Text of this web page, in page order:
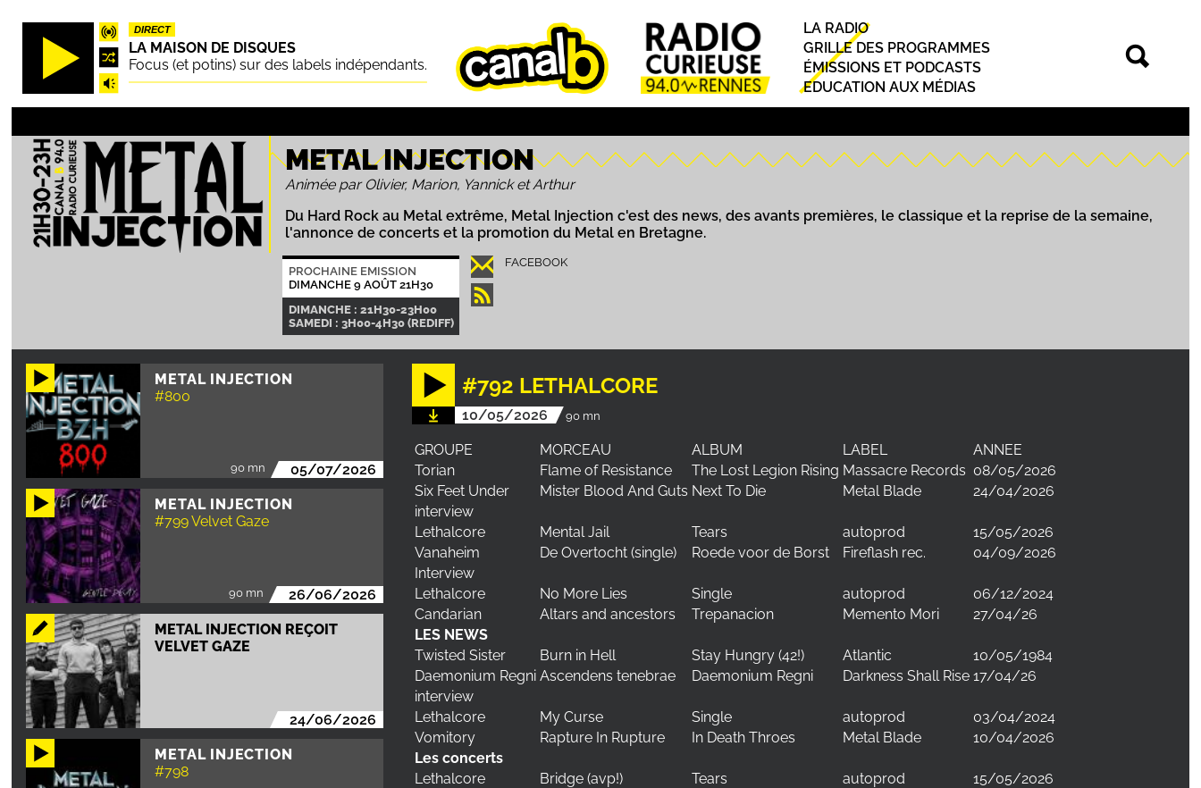
Aller
principal
DIRECT
LA MAISON DE DISQUES
Focus (et potins) sur des labels indépendants.
Principal
LA RADIO
GRILLE DES PROGRAMMES
ÉMISSIONS ET PODCASTS
EDUCATION AUX MÉDIAS
METAL INJECTION
Animée par Olivier, Marion, Yannick et Arthur
Du Hard Rock au Metal extrême, Metal Injection c'est des news, des avants premières, le classique et la reprise de la semaine,
l'annonce de concerts et la promotion du Metal en Bretagne.
PROCHAINE EMISSION
DIMANCHE 9 AOÛT 21H30
DIMANCHE : 21H30-23H00
SAMEDI : 3H00-4H30 (REDIFF)
FACEBOOK
METAL INJECTION
#800
90 mn 05/07/2026
METAL INJECTION
#799 Velvet Gaze
90 mn 26/06/2026
METAL INJECTION REÇOIT
VELVET GAZE
24/06/2026
METAL INJECTION
#798
#792 LETHALCORE
10/05/2026 90 mn
GROUPE MORCEAU ALBUM LABEL
ANNEE
Torian
Flame of Resistance The Lost Legion Rising Massacre Records 08/05/2026
Six Feet Under
Mister Blood And Guts Next To Die Metal Blade
24/04/2026
interview
Lethalcore
Mental Jail Tears autoprod
15/05/2026
Vanaheim
De Overtocht (single) Roede voor de Borst Fireflash rec.
04/09/2026
Interview
Lethalcore
No More Lies Single autoprod
06/12/2024
Candarian
Altars and ancestors Trepanacion Memento Mori
27/04/26
LES NEWS
Twisted Sister
Burn in Hell Stay Hungry (42!) Atlantic
10/05/1984
Daemonium Regni Ascendens tenebrae Daemonium Regni Darkness Shall Rise 17/04/26
interview
Lethalcore
My Curse Single autoprod
03/04/2024
Vomitory
Rapture In Rupture In Death Throes Metal Blade
10/04/2026
Les concerts
Lethalcore
Bridge (avp!) Tears autoprod 15/05/2026